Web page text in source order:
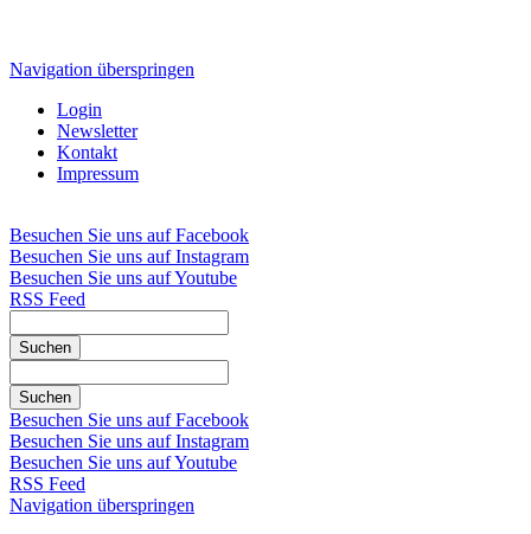
Navigation überspringen
Login
Newsletter
Kontakt
Impressum
Besuchen Sie uns auf Facebook
Besuchen Sie uns auf Instagram
Besuchen Sie uns auf Youtube
RSS Feed
Suchen
Suchen
Besuchen Sie uns auf Facebook
Besuchen Sie uns auf Instagram
Besuchen Sie uns auf Youtube
RSS Feed
Navigation überspringen